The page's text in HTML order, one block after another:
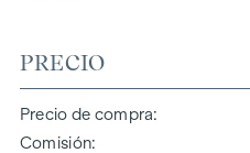
PRECIO
Precio de compra
Comisión